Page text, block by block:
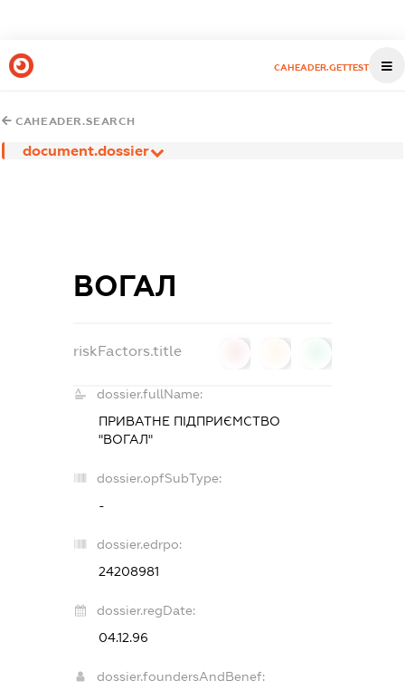
CAHEADER.GETTEST
CAHEADER.SEARCH
document.dossier
ВОГАЛ
riskFactors.title
dossier.fullName:
ПРИВАТНЕ ПІДПРИЄМСТВО
"ВОГАЛ"
dossier.opfSubType:
-
dossier.edrpo:
24208981
dossier.regDate:
04.12.96
dossier.foundersAndBenef: